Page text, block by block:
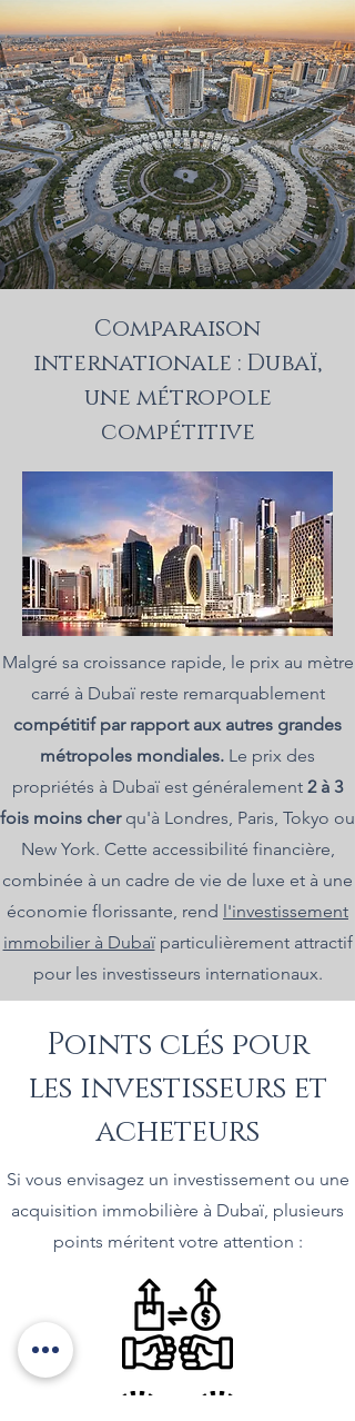
Comparaison
internationale : Dubaï,
une métropole
compétitive
Malgré sa croissance rapide, le prix au mètre
carré à Dubaï reste remarquablement
compétitif par rapport aux autres grandes
métropoles mondiales. Le prix des
propriétés à Dubaï est généralement 2 à 3
fois moins cherqu'à Londres, Paris, Tokyo ou
New York. Cette accessibilité financière,
combinée à un cadre de vie de luxe et à une
économie florissante, rend l'investissement
immobilier à Dubaïparticulièrement attractif
pour les investisseurs internationaux.
Points clés pour
les investisseurs et
acheteurs
Si vous envisagez un investissement ou une
acquisition immobilière à Dubaï, plusieurs
points méritent votre attention :